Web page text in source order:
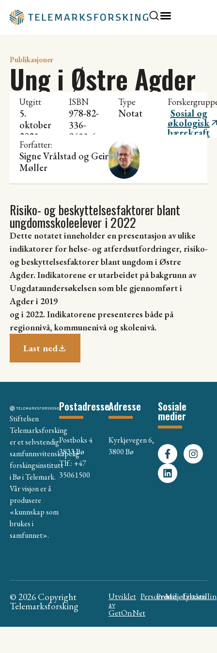
Publikasjoner
Ung i Østre Agder
Utgitt
5.
oktober
2023
ISBN
978-82-
336-
0633-6
Type
Notat Sosial og
økologisk
bærekraft
Forfatter:
Signe Vrålstad ogGeir
Møller
Risiko- og beskyttelsesfaktorer blant
ungdomsskoleelever i 2022
Dette notatet inneholder en presentasjon av ulike
indikatorer for helse- og atferdsutfordringer, risiko-
og beskyttelsesfaktorer blant ungdom i Østre
Agder. Indikatorene er utarbeidet på bakgrunn av
Ungdataundersøkelsen som ble gjennomført i
Agder i 2019
og i 2022. Indikatorene presenteres både på
regionnivå, kommunenivå og skolenivå.
Last ned
Stiftelsen
Telemarksforsking
er et selvstendig
samfunnsvitenskapelig
forskingsinstitutt
i Bø i Telemark.
Vår visjon er å
produsere
«kunnskap som
brukes i
samfunnet».
Postadresse
Postboks 4
3833 Bø
Tlf.: +47
35061500
Adresse
Kyrkjevegen 6,
3800 Bø
Sosiale
medier
© 2026 Copyright
Telemarksforsking
Utviklet
av
GetOnNet
Personvern
Presse
Miljøfyrtårn